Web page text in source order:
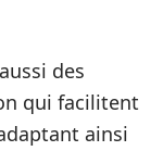
des
qui facilitent
ainsi